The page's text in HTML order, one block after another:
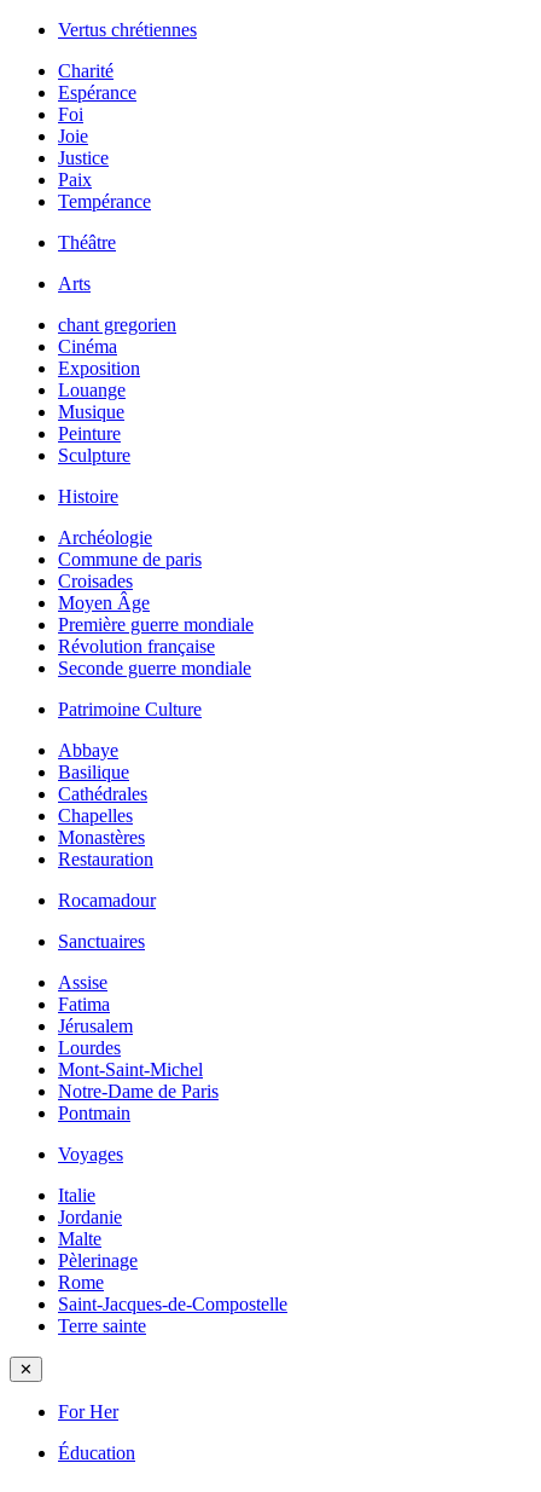
Vertus chrétiennes
Charité
Espérance
Foi
Joie
Justice
Paix
Tempérance
Théâtre
Arts
chant gregorien
Cinéma
Exposition
Louange
Musique
Peinture
Sculpture
Histoire
Archéologie
Commune de paris
Croisades
Moyen Âge
Première guerre mondiale
Révolution française
Seconde guerre mondiale
Patrimoine Culture
Abbaye
Basilique
Cathédrales
Chapelles
Monastères
Restauration
Rocamadour
Sanctuaires
Assise
Fatima
Jérusalem
Lourdes
Mont-Saint-Michel
Notre-Dame de Paris
Pontmain
Voyages
Italie
Jordanie
Malte
Pèlerinage
Rome
Saint-Jacques-de-Compostelle
Terre sainte
✕
For Her
Éducation